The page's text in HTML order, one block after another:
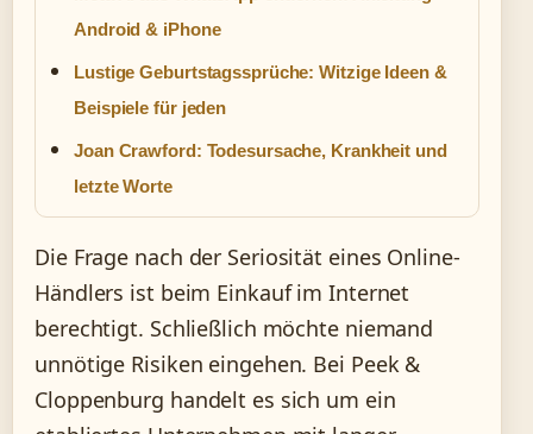
Android & iPhone
Lustige Geburtstagssprüche: Witzige Ideen &
Beispiele für jeden
Joan Crawford: Todesursache, Krankheit und
letzte Worte
Die Frage nach der Seriosität eines Online-
Händlers ist beim Einkauf im Internet
berechtigt. Schließlich möchte niemand
unnötige Risiken eingehen. Bei Peek &
Cloppenburg handelt es sich um ein